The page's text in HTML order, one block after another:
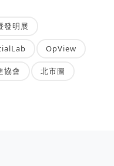
發明展
OpView
協會 北市圖